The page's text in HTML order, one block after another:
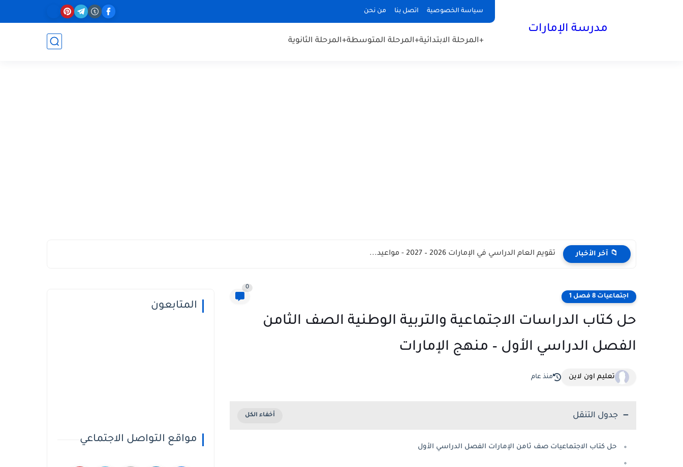
سياسة الخصوصية اتصل بنا من نحن
مدرسة الإمارات
+المرحلة الابتدائية+المرحلة المتوسطة+المرحلة الثانوية
📁 آخر الأخبار تقويم العام الدراسي في الإمارات 2026 – 2027 - مواعيد...
اجتماعيات 8 فصل 1
0
حل كتاب الدراسات الاجتماعية والتربية الوطنية الصف الثامن
الفصل الدراسي الأول – منهج الإمارات
تعليم اون لاين منذ عام
جدول التنقل
حل كتاب الاجتماعيات صف ثامن الإمارات الفصل الدراسي الأول
المتابعون
مواقع التواصل الاجتماعي